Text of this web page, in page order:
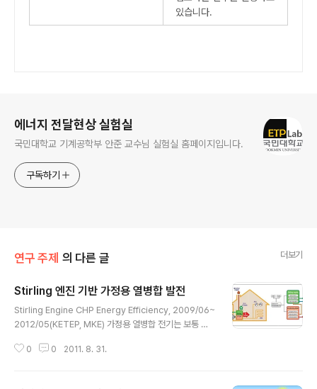
있습니다.
에너지 전달현상 실험실
국민대학교 기계공학부 안준 교수님 실험실 홈페이지입니다.
구독하기
연구 주제 의 다른 글 더보기
Stirling 엔진 기반 가정용 열병합 발전
Stirling Engine CHP Energy Efficiency, 2009/06~
2012/05(KETEP, MKE) 가정용 열병합 전기는 보통 발
데 송전 손실, 안전성, 전력 수요-공급 불균형 등의 문제가
0 0 2011. 8. 31.